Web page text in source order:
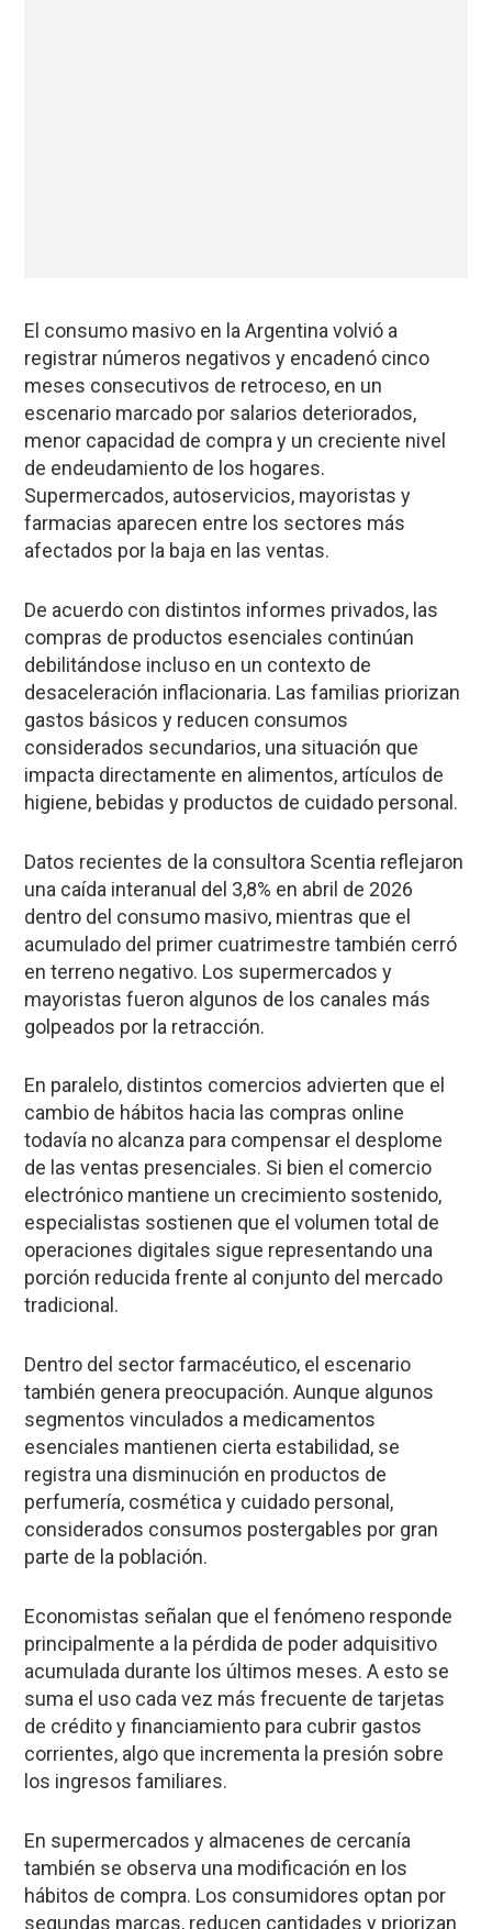
El consumo masivo en la Argentina volvió a
registrar números negativos y encadenó cinco
meses consecutivos de retroceso, en un
escenario marcado por salarios deteriorados,
menor capacidad de compra y un creciente nivel
de endeudamiento de los hogares.
Supermercados, autoservicios, mayoristas y
farmacias aparecen entre los sectores más
afectados por la baja en las ventas.
De acuerdo con distintos informes privados, las
compras de productos esenciales continúan
debilitándose incluso en un contexto de
desaceleración inflacionaria. Las familias priorizan
gastos básicos y reducen consumos
considerados secundarios, una situación que
impacta directamente en alimentos, artículos de
higiene, bebidas y productos de cuidado personal.
Datos recientes de la consultora Scentia reflejaron
una caída interanual del 3,8% en abril de 2026
dentro del consumo masivo, mientras que el
acumulado del primer cuatrimestre también cerró
en terreno negativo. Los supermercados y
mayoristas fueron algunos de los canales más
golpeados por la retracción.
En paralelo, distintos comercios advierten que el
cambio de hábitos hacia las compras online
todavía no alcanza para compensar el desplome
de las ventas presenciales. Si bien el comercio
electrónico mantiene un crecimiento sostenido,
especialistas sostienen que el volumen total de
operaciones digitales sigue representando una
porción reducida frente al conjunto del mercado
tradicional.
Dentro del sector farmacéutico, el escenario
también genera preocupación. Aunque algunos
segmentos vinculados a medicamentos
esenciales mantienen cierta estabilidad, se
registra una disminución en productos de
perfumería, cosmética y cuidado personal,
considerados consumos postergables por gran
parte de la población.
Economistas señalan que el fenómeno responde
principalmente a la pérdida de poder adquisitivo
acumulada durante los últimos meses. A esto se
suma el uso cada vez más frecuente de tarjetas
de crédito y financiamiento para cubrir gastos
corrientes, algo que incrementa la presión sobre
los ingresos familiares.
En supermercados y almacenes de cercanía
también se observa una modificación en los
hábitos de compra. Los consumidores optan por
segundas marcas, reducen cantidades y priorizan